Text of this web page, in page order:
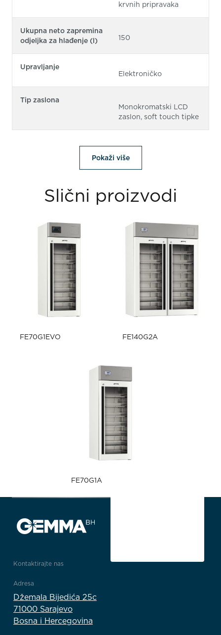
krvnih pripravaka
Ukupna neto zapremina
odjeljka za hlađenje (l)
150
Upravljanje
Elektroničko
Tip zaslona
Monokromatski LCD
zaslon, soft touch tipke
Pokaži više
Slični proizvodi
FE70G1EVO FE140G2A
FE70G1A
Kontaktirajte nas
Adresa
Džemala Bijedića 25c
71000 Sarajevo
Bosna i Hercegovina